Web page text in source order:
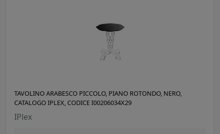
TAVOLINO ARABESCO PICCOLO, PIANO ROTONDO, NERO,
CATALOGO IPLEX, CODICE I00206034X29
IPlex